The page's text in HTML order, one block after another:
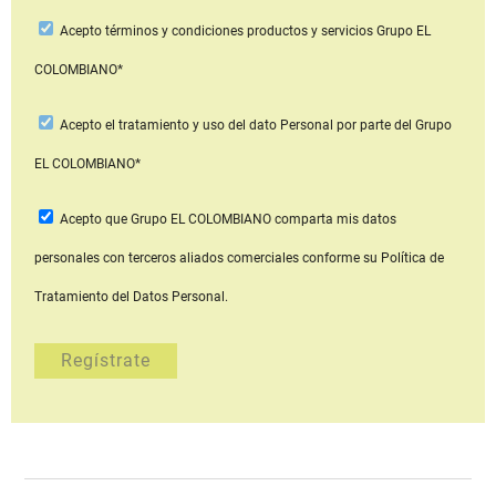
Aceptotérminos y condiciones productos y serviciosGrupo EL
COLOMBIANO*
Acepto el tratamiento y uso del dato Personal por parte del Grupo
EL COLOMBIANO*
Acepto que Grupo EL COLOMBIANOcomparta mis datos
personales con terceros aliados comerciales conforme su Política de
Tratamiento del Datos Personal.